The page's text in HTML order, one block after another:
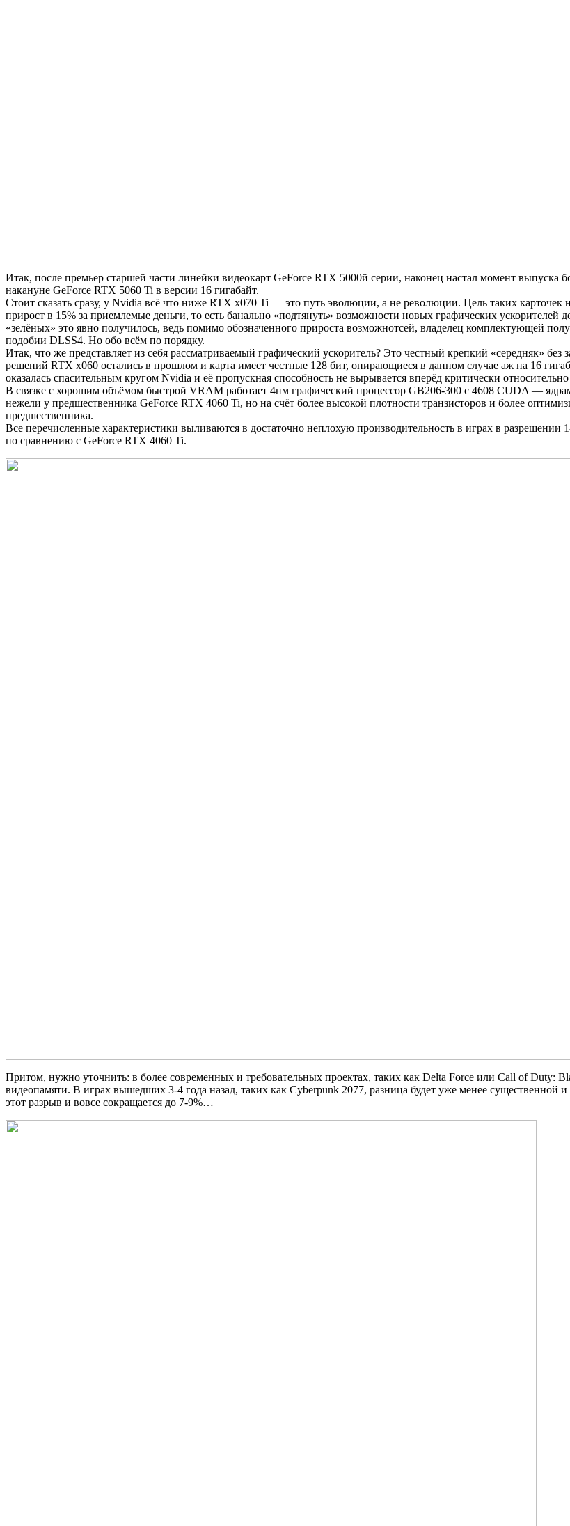
Итак, после премьер старшей части линейки видеокарт GeForce RTX 5000й серии, наконец настал момент
накануне GeForce RTX 5060 Ti в версии 16 гигабайт.
Стоит сказать сразу, у Nvidia всё что ниже RTX x070 Ti — это путь эволюции, а не революции. Цель таких
прирост в 15% за приемлемые деньги, то есть банально «подтянуть» возможности новых графических ускорителей
«зелёных» это явно получилось, ведь помимо обозначенного прироста возможнотсей, владелец комплектующей
подобии DLSS4. Но обо всём по порядку.
Итак, что же представляет из себя рассматриваемый графический ускоритель? Это честный крепкий «середняк»
решений RTX x060 остались в прошлом и карта имеет честные 128 бит, опирающиеся в данном случае аж на 16
оказалась спасительным кругом Nvidia и её пропускная способность не вырывается вперёд критически
В связке с хорошим объёмом быстрой VRAM работает 4нм графический процессор GB206-300 с 4608 CUDA —
нежели у предшественника GeForce RTX 4060 Ti, но на счёт более высокой плотности транзисторов и более
предшественника.
Все перечисленные характеристики выливаются в достаточно неплохую производительность в играх в
по сравнению с GeForce RTX 4060 Ti.
Притом, нужно уточнить: в более современных и требовательных проектах, таких как Delta Force или Call of Duty:
видеопамяти. В играх вышедших 3-4 года назад, таких как Cyberpunk 2077, разница будет уже менее существенной и
этот разрыв и вовсе сокращается до 7-9%…